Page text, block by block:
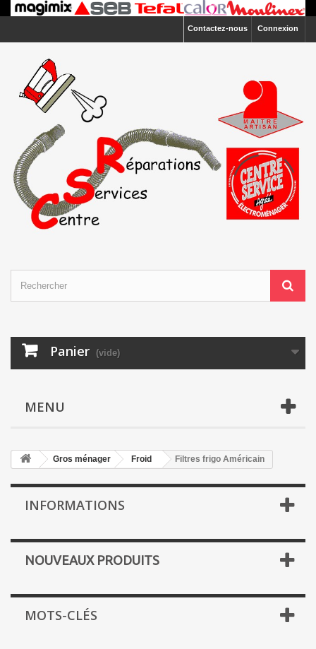
Connexion
Contactez-nous
Panier (vide)
MENU
Gros ménager Froid Filtres frigo Américain
INFORMATIONS
NOUVEAUX PRODUITS
MOTS-CLÉS